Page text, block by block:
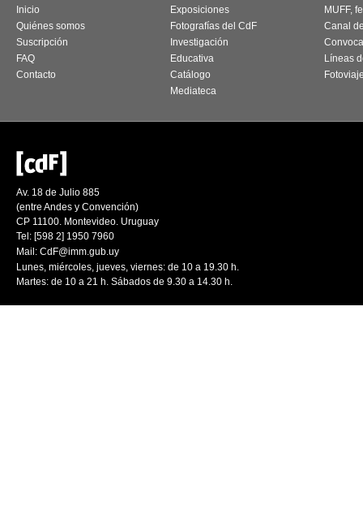
Inicio
Quiénes somos
Suscripción
FAQ
Contacto
Exposiciones
Fotografías del CdF
Investigación
Educativa
Catálogo
Mediateca
MUFF,
Canal
Líneas
Av. 18 de Julio 885
(entre Andes y Convención)
CP 11100. Montevideo. Uruguay
Tel: [598 2] 1950 7960
Mail: CdF@imm.gub.uy
Lunes, miércoles, jueves, viernes: de 10 a 19.30 h.
Martes: de 10 a 21 h. Sábados de 9.30 a 14.30 h.